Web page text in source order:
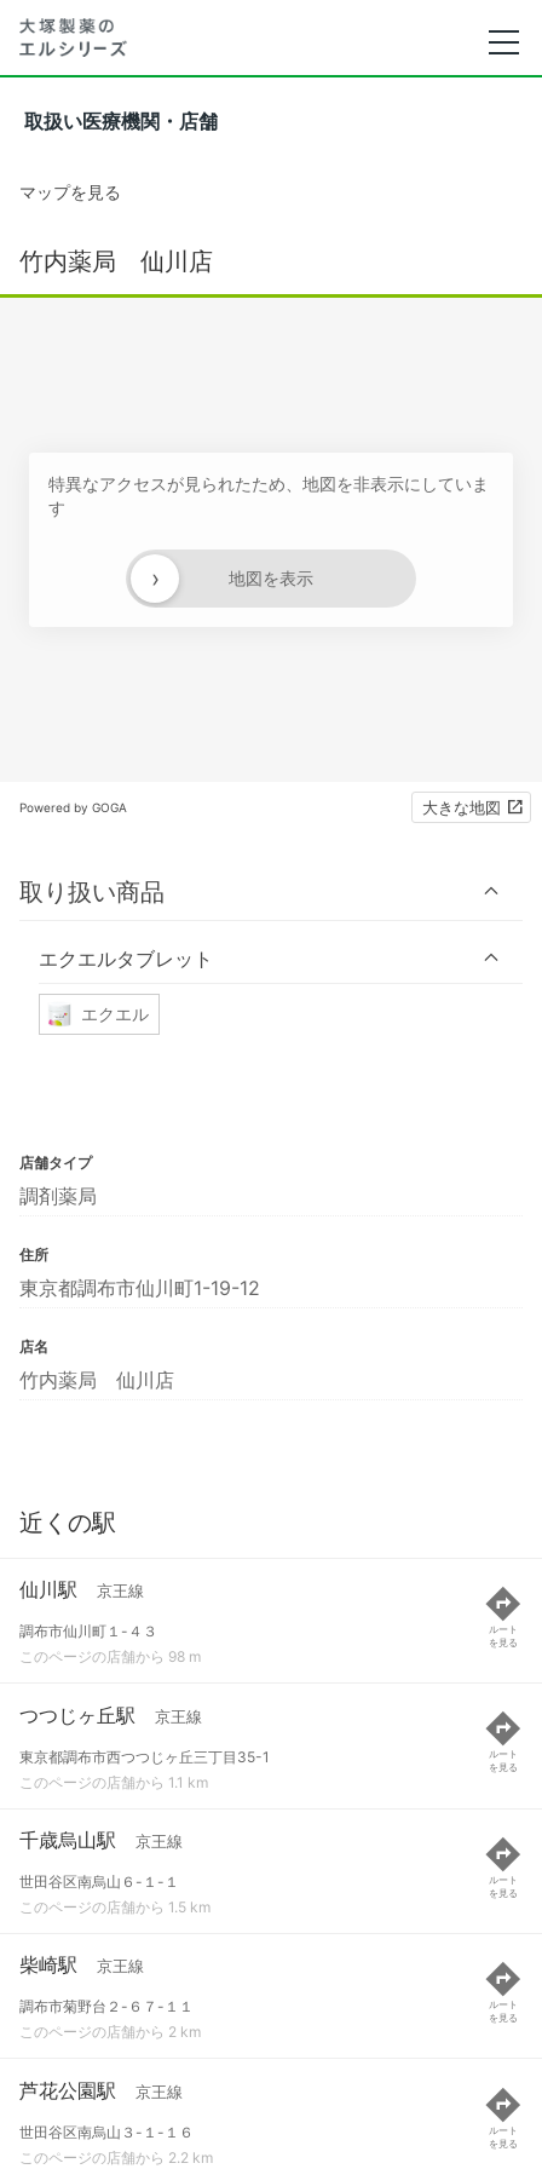
取扱い医療機関・店舗
マップを見る
竹内薬局 仙川店
特異なアクセスが見られたため、地図を非表示にしていま
す
地図を表示
›
Powered by GOGA 大きな地図
取り扱い商品
エクエルタブレット
エクエル
店舗タイプ
調剤薬局
住所
東京都調布市仙川町1-19-12
店名
竹内薬局 仙川店
近くの駅
仙川駅 京王線
調布市仙川町１-４３
このページの店舗から 98 m
ルート
を見る
つつじヶ丘駅 京王線
東京都調布市西つつじヶ丘三丁目35-1
このページの店舗から 1.1 km
ルート
を見る
千歳烏山駅 京王線
世田谷区南烏山６-１-１
このページの店舗から 1.5 km
ルート
を見る
柴崎駅 京王線
調布市菊野台２-６７-１１
このページの店舗から 2 km
ルート
を見る
芦花公園駅 京王線
世田谷区南烏山３-１-１６
このページの店舗から 2.2 km
ルート
を見る